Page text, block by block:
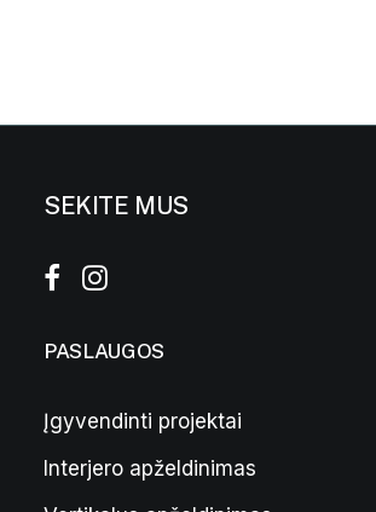
Sandalmedžio ir kiniškų žolelių smilkalai
SEKITE MUS
PASLAUGOS
Įgyvendinti projektai
Interjero apželdinimas